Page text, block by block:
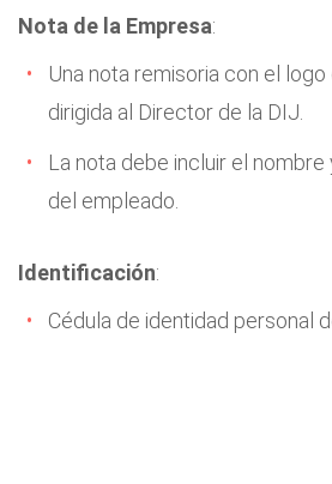
Nota de la Empresa:
Una nota remisoria con el
dirigida al Director de la DIJ.
La nota debe incluir el
del empleado.
Identificación:
Cédula de identidad personal